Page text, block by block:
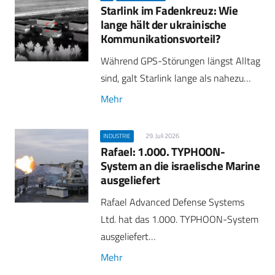
Starlink im Fadenkreuz: Wie
lange hält der ukrainische
Kommunikationsvorteil?
Während GPS-Störungen längst Alltag
sind, galt Starlink lange als nahezu…
Mehr
INDUSTRIE 29. Juli 2026
Rafael: 1.000. TYPHOON-
System an die israelische Marine
ausgeliefert
Rafael Advanced Defense Systems
Ltd. hat das 1.000. TYPHOON-System
ausgeliefert…
Mehr